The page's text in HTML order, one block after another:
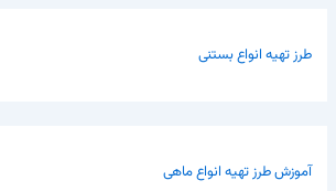
طرز تهیه انواع بستنی
آموزش طرز تهیه انواع ماهی